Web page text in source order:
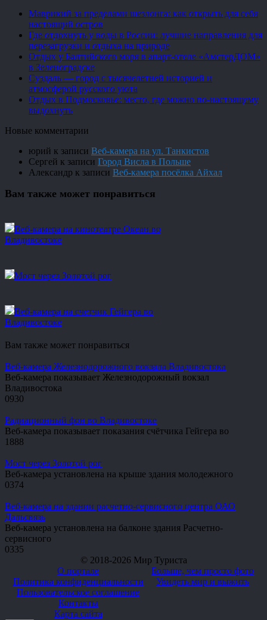
Маврикий за пределами шезлонга: как открыть для себя
настоящий остров
Где отдохнуть у воды в России: лучшие направления для
перезагрузки и отдыха на природе
Отдых у Балтийского моря в апарт-отеле «АмстерДОМ»
в Зеленоградске
Суздаль — город с тысячелетней историей и
атмосферой русского уюта
Отдых в Подмосковье: место, где можно по-настоящему
выдохнуть
Новые комментарии
юрий к записи Веб-камера на ул. Танкистов
Сергей к записи Город Висла в Польше
Александр к записи Веб-камера посёлка Айхал
Вам также может понравиться
Веб-камера на кинотеатре Океан во
Владивостоке
Мост через Золотой рог
Веб-камера на счетчик Гейгера во
Владивостоке
Вам также может понравиться
Веб-камера Железнодорожного вокзала Владивостока
Веб-камера показывает Железнодорожный вокзал
Владивостока
0930
Радиационный фон во Владивостоке
Веб-камера показывает показания счётчика Гейгера во
1 888
Мост через Золотой рог
Веб-камера установлена на крыше здания молодежного
0374
Веб-камера на здании расчетно-сервисного центра ОАО
Дальсвязь
Веб-камера установлена на балконе здания Расчетно-
сервисного
0335
© 2018-2026 Мир Туриста
О портале
Политика конфиденциальности
Пользовательское соглашение
Контакты
Карта сайта
Больше, чем просто фото
Увидеть мир и выжить